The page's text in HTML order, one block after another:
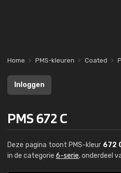
Home PMS-kleuren Coated
Inloggen
PMS 672 C
Deze pagina toont PMS-kleur 672
in de categorie 6-serie, onderdeel